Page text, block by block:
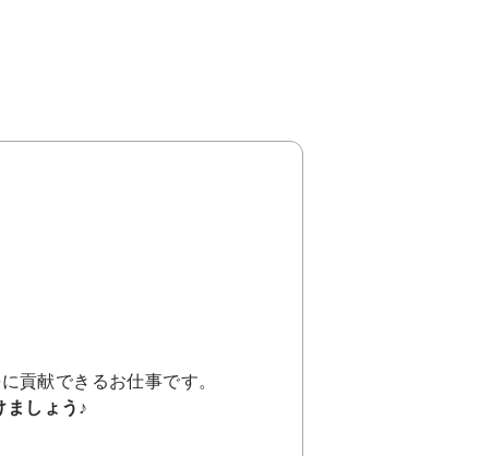
貢献できるお仕事です。
ましょう♪